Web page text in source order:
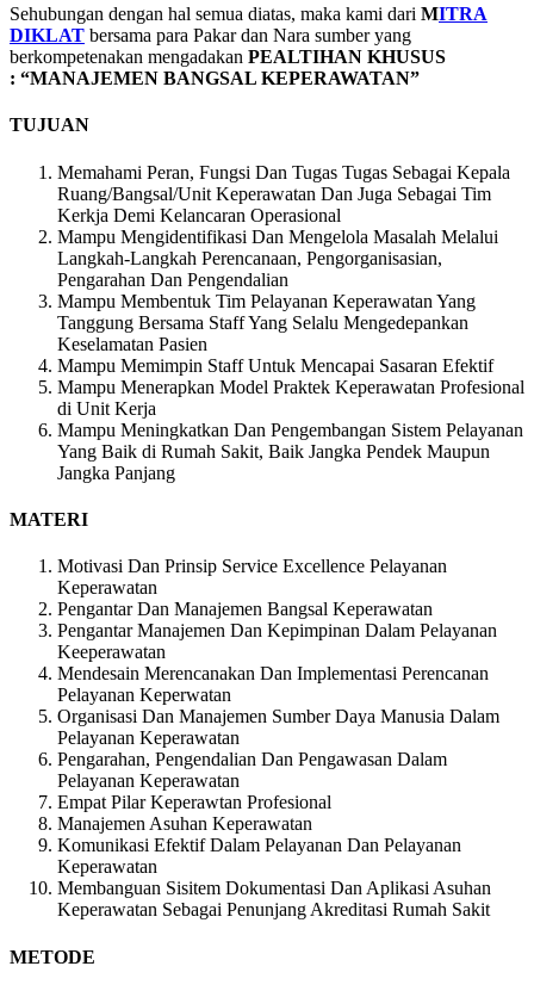
Sehubungan dengan hal semua diatas, maka kami dari MITRA
DIKLAT bersama para Pakar dan Nara sumber yang
berkompetenakan mengadakan PEALTIHAN KHUSUS
: “MANAJEMEN BANGSAL KEPERAWATAN”
TUJUAN
Memahami Peran, Fungsi Dan Tugas Tugas Sebagai Kepala
Ruang/Bangsal/Unit Keperawatan Dan Juga Sebagai Tim
Kerkja Demi Kelancaran Operasional
Mampu Mengidentifikasi Dan Mengelola Masalah Melalui
Langkah-Langkah Perencanaan, Pengorganisasian,
Pengarahan Dan Pengendalian
Mampu Membentuk Tim Pelayanan Keperawatan Yang
Tanggung Bersama Staff Yang Selalu Mengedepankan
Keselamatan Pasien
Mampu Memimpin Staff Untuk Mencapai Sasaran Efektif
Mampu Menerapkan Model Praktek Keperawatan Profesional
di Unit Kerja
Mampu Meningkatkan Dan Pengembangan Sistem Pelayanan
Yang Baik di Rumah Sakit, Baik Jangka Pendek Maupun
Jangka Panjang
MATERI
Motivasi Dan Prinsip Service Excellence Pelayanan
Keperawatan
Pengantar Dan Manajemen Bangsal Keperawatan
Pengantar Manajemen Dan Kepimpinan Dalam Pelayanan
Keeperawatan
Mendesain Merencanakan Dan Implementasi Perencanan
Pelayanan Keperwatan
Organisasi Dan Manajemen Sumber Daya Manusia Dalam
Pelayanan Keperawatan
Pengarahan, Pengendalian Dan Pengawasan Dalam
Pelayanan Keperawatan
Empat Pilar Keperawtan Profesional
Manajemen Asuhan Keperawatan
Komunikasi Efektif Dalam Pelayanan Dan Pelayanan
Keperawatan
Membanguan Sisitem Dokumentasi Dan Aplikasi Asuhan
Keperawatan Sebagai Penunjang Akreditasi Rumah Sakit
METODE